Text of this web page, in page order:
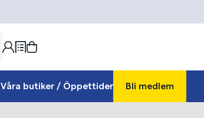
Våra butiker / Öppettider Bli medlem